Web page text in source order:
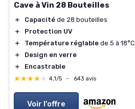
Cave à Vin 28 Bouteilles
＋ Capacité de 28 bouteilles
＋
Protection UV
＋
Température réglable de 5 à 18°C
＋
Design en verre
＋
Encastrable
★★★★★
★★★★★ 4,1/5 — 643 avis
Voir l'offre